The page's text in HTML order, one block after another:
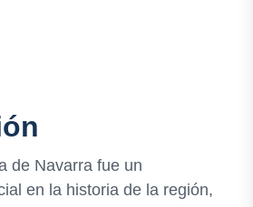
de Navarra fue un
en la historia de la región,